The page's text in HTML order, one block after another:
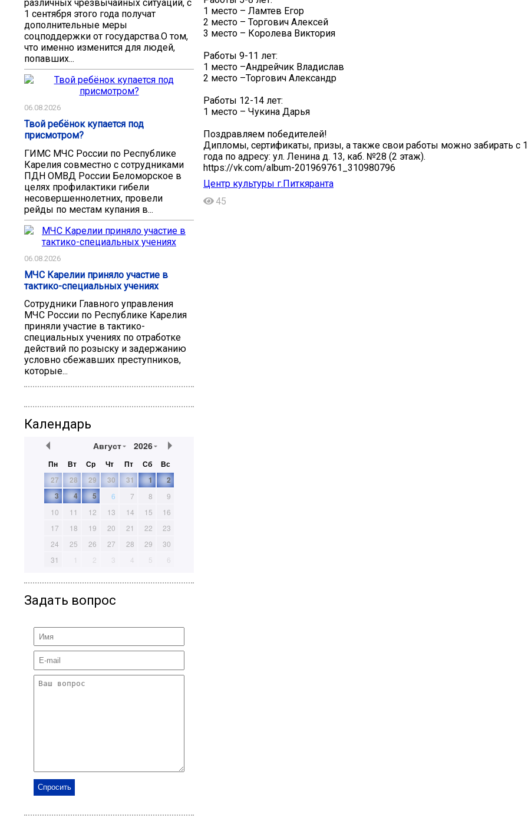
различных чрезвычайных ситуаций, с
1 сентября этого года получат
дополнительные меры
соцподдержки от государства.О том,
что именно изменится для людей,
попавших...
06.08.2026
Твой ребёнок купается под
присмотром?
ГИМС МЧС России по Республике
Карелия совместно с сотрудниками
ПДН ОМВД России Беломорское в
целях профилактики гибели
несовершеннолетних, провели
рейды по местам купания в...
06.08.2026
МЧС Карелии приняло участие в
тактико-специальных учениях
Сотрудники Главного управления
МЧС России по Республике Карелия
приняли участие в тактико-
специальных учениях по отработке
действий по розыску и задержанию
условно сбежавших преступников,
которые...
Календарь
Август 2026
Пн Вт Ср Чт Пт Сб
Вс
27
28 29 30 31 1
2
3
4 5 6 7 8
9
10
11 12 13 14 15
16
17
18 19 20 21 22
23
24
25 26 27 28 29
30
31
1 2 3 4 5 6
Задать вопрос
1 место – Ламтев Егор
2 место – Торгович Алексей
3 место – Королева Виктория
Работы 9-11 лет:
1 место –Андрейчик Владислав
2 место –Торгович Александр
Работы 12-14 лет:
1 место – Чукина Дарья
Поздравляем победителей!
Дипломы, сертификаты, призы, а также свои работы можно забирать с
года по адресу: ул. Ленина д. 13, каб. №28 (2 этаж).
https://vk.com/album-201969761_310980796
Центр культуры г.Питкяранта
45